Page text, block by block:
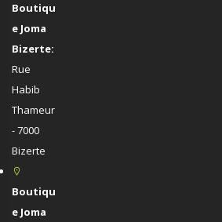
Boutiqu
e Joma
Bizerte:
Rue
Habib
Thameur
- 7000
Bizerte
Boutiqu
e Joma